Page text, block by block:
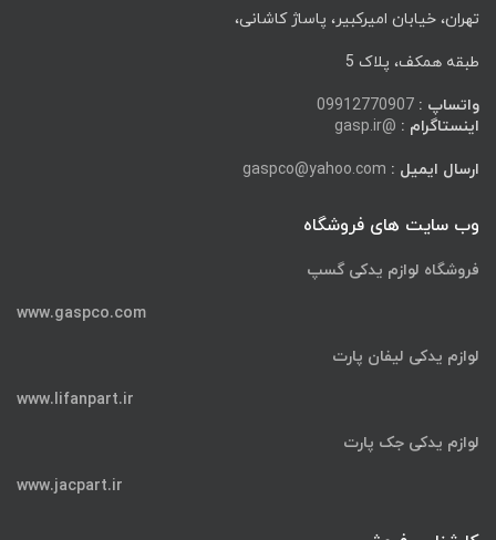
تهران، خیابان امیرکبیر، پاساژ کاشانی،
طبقه همکف، پلاک 5
واتساپ : 09912770907
اینستاگرام : @gasp.ir
ارسال ایمیل : gaspco@yahoo.com
وب سایت های فروشگاه
فروشگاه لوازم یدکی گسپ
www.gaspco.com
لوازم یدکی لیفان پارت
www.lifanpart.ir
لوازم یدکی جک پارت
www.jacpart.ir